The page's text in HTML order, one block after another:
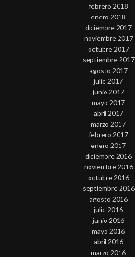
febrero 2018
enero 2018
diciembre 2017
noviembre 2017
octubre 2017
septiembre 2017
agosto 2017
julio 2017
junio 2017
mayo 2017
abril 2017
marzo 2017
febrero 2017
enero 2017
diciembre 2016
noviembre 2016
octubre 2016
septiembre 2016
agosto 2016
julio 2016
junio 2016
mayo 2016
abril 2016
marzo 2016